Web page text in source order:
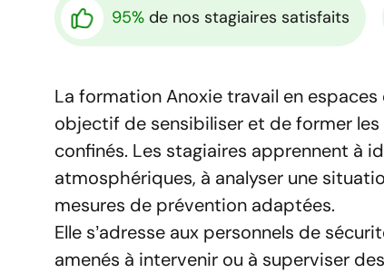
95% de nos stagiaires satisfaits
La formation Anoxie travail en
objectif de sensibiliser et de former
confinés. Les stagiaires apprennent à
atmosphériques, à analyser une
mesures de prévention adaptées.
Elle s’adresse aux personnels de
amenés à intervenir ou à superviser